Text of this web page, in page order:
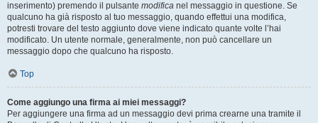
inserimento) premendo il pulsante modifica nel messaggio in questione. Se
qualcuno ha già risposto al tuo messaggio, quando effettui una modifica,
potresti trovare del testo aggiunto dove viene indicato quante volte l’hai
modificato. Un utente normale, generalmente, non può cancellare un
messaggio dopo che qualcuno ha risposto.
Top
Come aggiungo una firma ai miei messaggi?
Per aggiungere una firma ad un messaggio devi prima crearne una tramite il